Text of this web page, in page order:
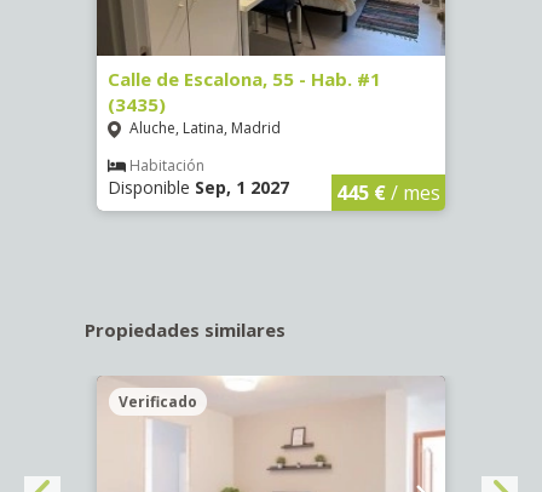
Calle de Escalona, 55 - Hab. #1
(3435)
Aluche, Latina, Madrid
Habitación
Disponible Sep, 1 2027 445 €/ mes
Propiedades similares
Verificado